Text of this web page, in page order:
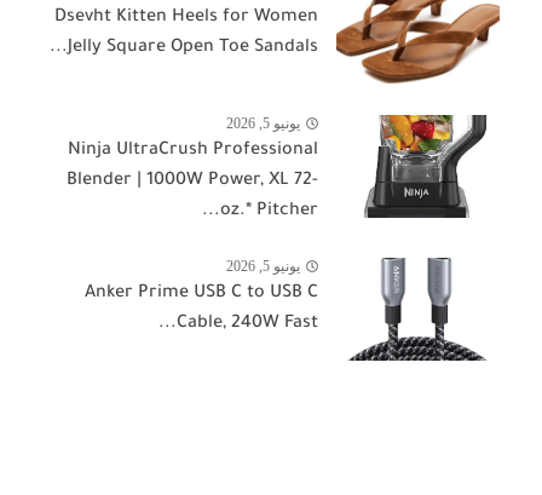
Dsevht Kitten Heels for Women
Jelly Square Open Toe Sandals...
يونيو 5, 2026
Ninja UltraCrush Professional
Blender | 1000W Power, XL 72-
oz.* Pitcher...
يونيو 5, 2026
Anker Prime USB C to USB C
Cable, 240W Fast...